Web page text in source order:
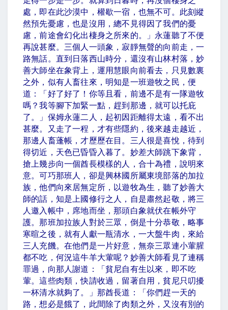
處，即在此沙漠中，權歇一宿，也無不可。此刻縱
然預先憂慮，也是沒用，總不見得因了我們的憂
慮，前途會幻化出棲身之所來的。」永蓮聽了不便
再說甚麼。三個人一頭象，寂靜無聲的向前走，一
路無話。直到日落西山時分，還沒有山林村落，妙
善大師坐在象背上，運用慧眼向前看去，只見數裏
之外，似有人畜往來，明知是一班遊牧之民，便
道：「好了好了！你等且看，前邊不是有一隊遊牧
嗎？我等腳下加緊一點，趕到那邊，就可以托庇
了。」保姆永蓮二人，起初因距離得太遠，看不出
甚麼。又走了一程，才有些隱約，後來越走越近，
那邊人畜蓬帳，才歷歷在目。三人很是喜悅，待到
得切近，天色已昏昏入暮了。妙差大師跳下象背，
搶上幾步向一個酋長模樣的人，合十為禮，說明來
意。可巧那班人，卻是興林國所屬東境部落的加拉
族，他們向來居無定所，以遊牧為生，聽了妙善大
師的話，知是上國修行之人，自是肅然起敬，將三
人邀入帳中，席地而坐，那頭白象就伏在帳外守
護。那班加拉族人對於三眾，倒是十分恭敬，略事
寒暄之後，就有人獻一瓶清水，一大盤牛肉，來給
三人充饑。在他們是一片好意，無奈三眾連小葷腥
都不吃，何況這牛羊大葷呢？妙善大師看見了連稱
罪過，向那人謝道：「貧尼自有生以來，即不吃
葷。這些肉類，快請收過，留著自用，貧尼只叨擾
一杯清水就夠了。」那酋長道：「你們趕一天的
路，想必是餓了，此間除了肉類之外，又沒有別的